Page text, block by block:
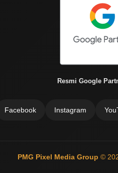
Resmi Google
Facebook Instagram
PMG Pixel Media Group ©